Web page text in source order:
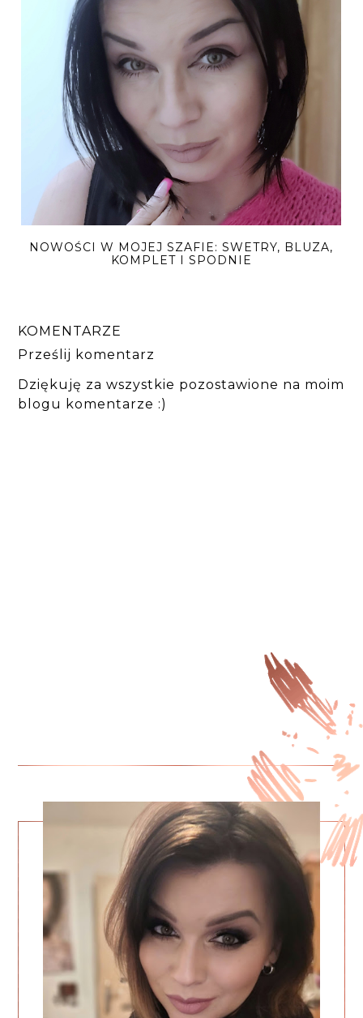
NOWOŚCI W MOJEJ SZAFIE: SWETRY, BLUZA,
KOMPLET I SPODNIE
KOMENTARZE
Prześlij komentarz
Dziękuję za wszystkie pozostawione na moim
blogu komentarze :)